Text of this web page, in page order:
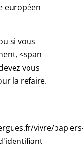
européen
si vous
<span
vous
la refaire.
vivre/